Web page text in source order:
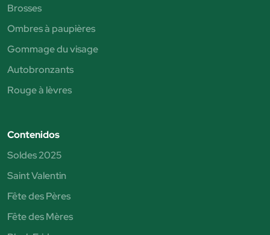
Brosses
Ombres à paupières
Gommage du visage
Autobronzants
Rouge à lèvres
Contenidos
Soldes 2025
Saint Valentin
Fête des Pères
Fête des Mères